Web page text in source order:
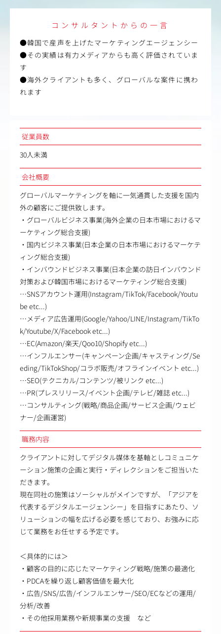
コンサルタントからの一言
●韓国で産声を上げたマーケティングエージェンシー
●その実績は有力メディアからも高く評価されていま
す
●海外クライアントも多く、グローバルな案件に携わ
れます
従業員数
30人未満
会社概要
グローバルマーケティングを軸に一気通貫した支援を国内
外の顧客にご提供致します。
・グローバルビジネス事業(海外企業の日本市場におけるマ
ーケティング総合支援)
・国内ビジネス事業(日本企業の日本市場におけるマーケテ
ィング総合支援)
・インバウンドビジネス事業(日本企業の訪日インバウンド
対策および韓国市場におけるマーケティング総合支援)
…SNSアカウント運用(Instagram/TikTok/Facebook/Youtu
be etc...)
…メディア広告運用(Google/Yahoo/LINE/Instagram/TikTo
k/Youtube/X/Facebook etc...)
…EC(Amazon/楽天/Qoo10/Shopify etc...)
…インフルエンサー(キャンペーン企画/キャスティング/Se
eding/TikTokShop/コラボ販売/オフラインイベント etc...)
…SEO(テクニカル/コンテンツ/被リンク etc...)
…PR(プレスリリース/イベント企画/テレビ/雑誌 etc...)
…コンサルティング(戦略/商品企画/サービス企画/ウェビ
ナー/企画運営)
職務内容
クライアントに対してデジタル媒体を基軸としコミュニケ
ーション施策の企画と実行・ディレクションをご担当いた
だきます。
現在同社の施策はソーシャルがメインですが、「アジアを
代表するデジタルエージェンシー」を目指すにあたり、ソ
リューションの幅を広げる必要を感じており、お強みに応
じて業務をお任せする予定です。
＜具体的には＞
・顧客の目的に応じたマーケティング戦略/施策の最適化
・PDCAを繰り返し顧客価値を最大化
・広告/SNS/広告/インフルエンサー/SEO/ECなどの運用/
分析/改善
・その他採用業務や新規事業の支援 など